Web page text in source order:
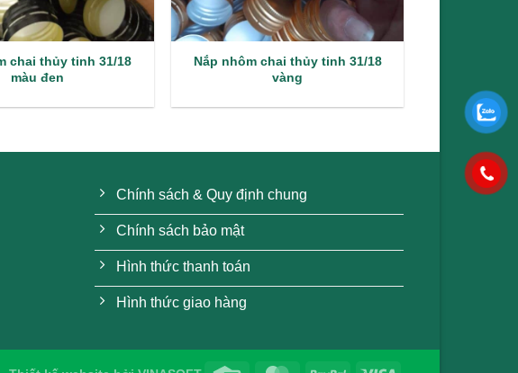
chai thủy tinh 31/18
màu đen
Nắp nhôm chai thủy tinh 31/18
vàng
Chính sách & Quy định chung
Chính sách bảo mật
Hình thức thanh toán
Hình thức giao hàng